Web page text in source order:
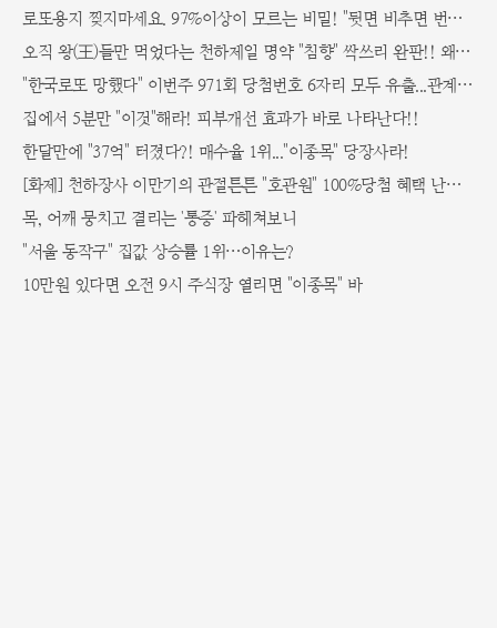
로또용지 찢지마세요. 97%이상이 모르는 비밀! "뒷면 비추면 번호 보인다!?"
오직 왕(王)들만 먹었다는 천하제일 명약 "침향" 싹쓰리 완판!! 왜 난리났나 봤더니..경악!
"한국로또 망했다" 이번주 971회 당첨번호 6자리 모두 유출...관계자 실수로 "비상"!
집에서 5분만 "이것"해라! 피부개선 효과가 바로 나타난다!!
한달만에 "37억" 터졌다?! 매수율 1위..."이종목" 당장사라!
[화제] 천하장사 이만기의 관절튼튼 "호관원" 100%당첨 혜택 난리나!!
목, 어깨 뭉치고 결리는 '통증' 파헤쳐보니
"서울 동작구" 집값 상승률 1위…이유는?
10만원 있다면 오전 9시 주식장 열리면 "이종목" 바